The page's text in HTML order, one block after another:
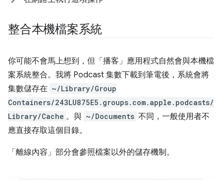
整合本機檔案系統
你可能不會馬上想到，但「播客」應用程式自然會與本機檔
案系統整合。我將 Podcast 集數下載到筆電後，系統會將
集數儲存在 ~/Library/Group
Containers/243LU875E5.groups.com.apple.podcasts/
Library/Cache 。與 ~/Documents 不同，一般使用者不
應直接存取這個目錄。
「離線內容」 部分會參照檔案以外的儲存機制。